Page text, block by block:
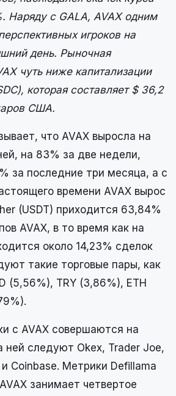
Наряду с GALA, AVAX одним
игроков на
день. Рыночная
чуть ниже капитализации
которая составляет $ 36,2
США.
что AVAX выросла на
на 83% за две недели,
за последние три месяца, а с
времени AVAX вырос
(USDT) приходится 63,84%
AVAX, в то время как на
около 14,23% сделок
такие торговые пары, как
(5,56%), TRY (3,86%), ETH
с AVAX совершаются на
ней следуют Okex, Trader Joe,
Coinbase. Метрики Defillama
занимает четвертое